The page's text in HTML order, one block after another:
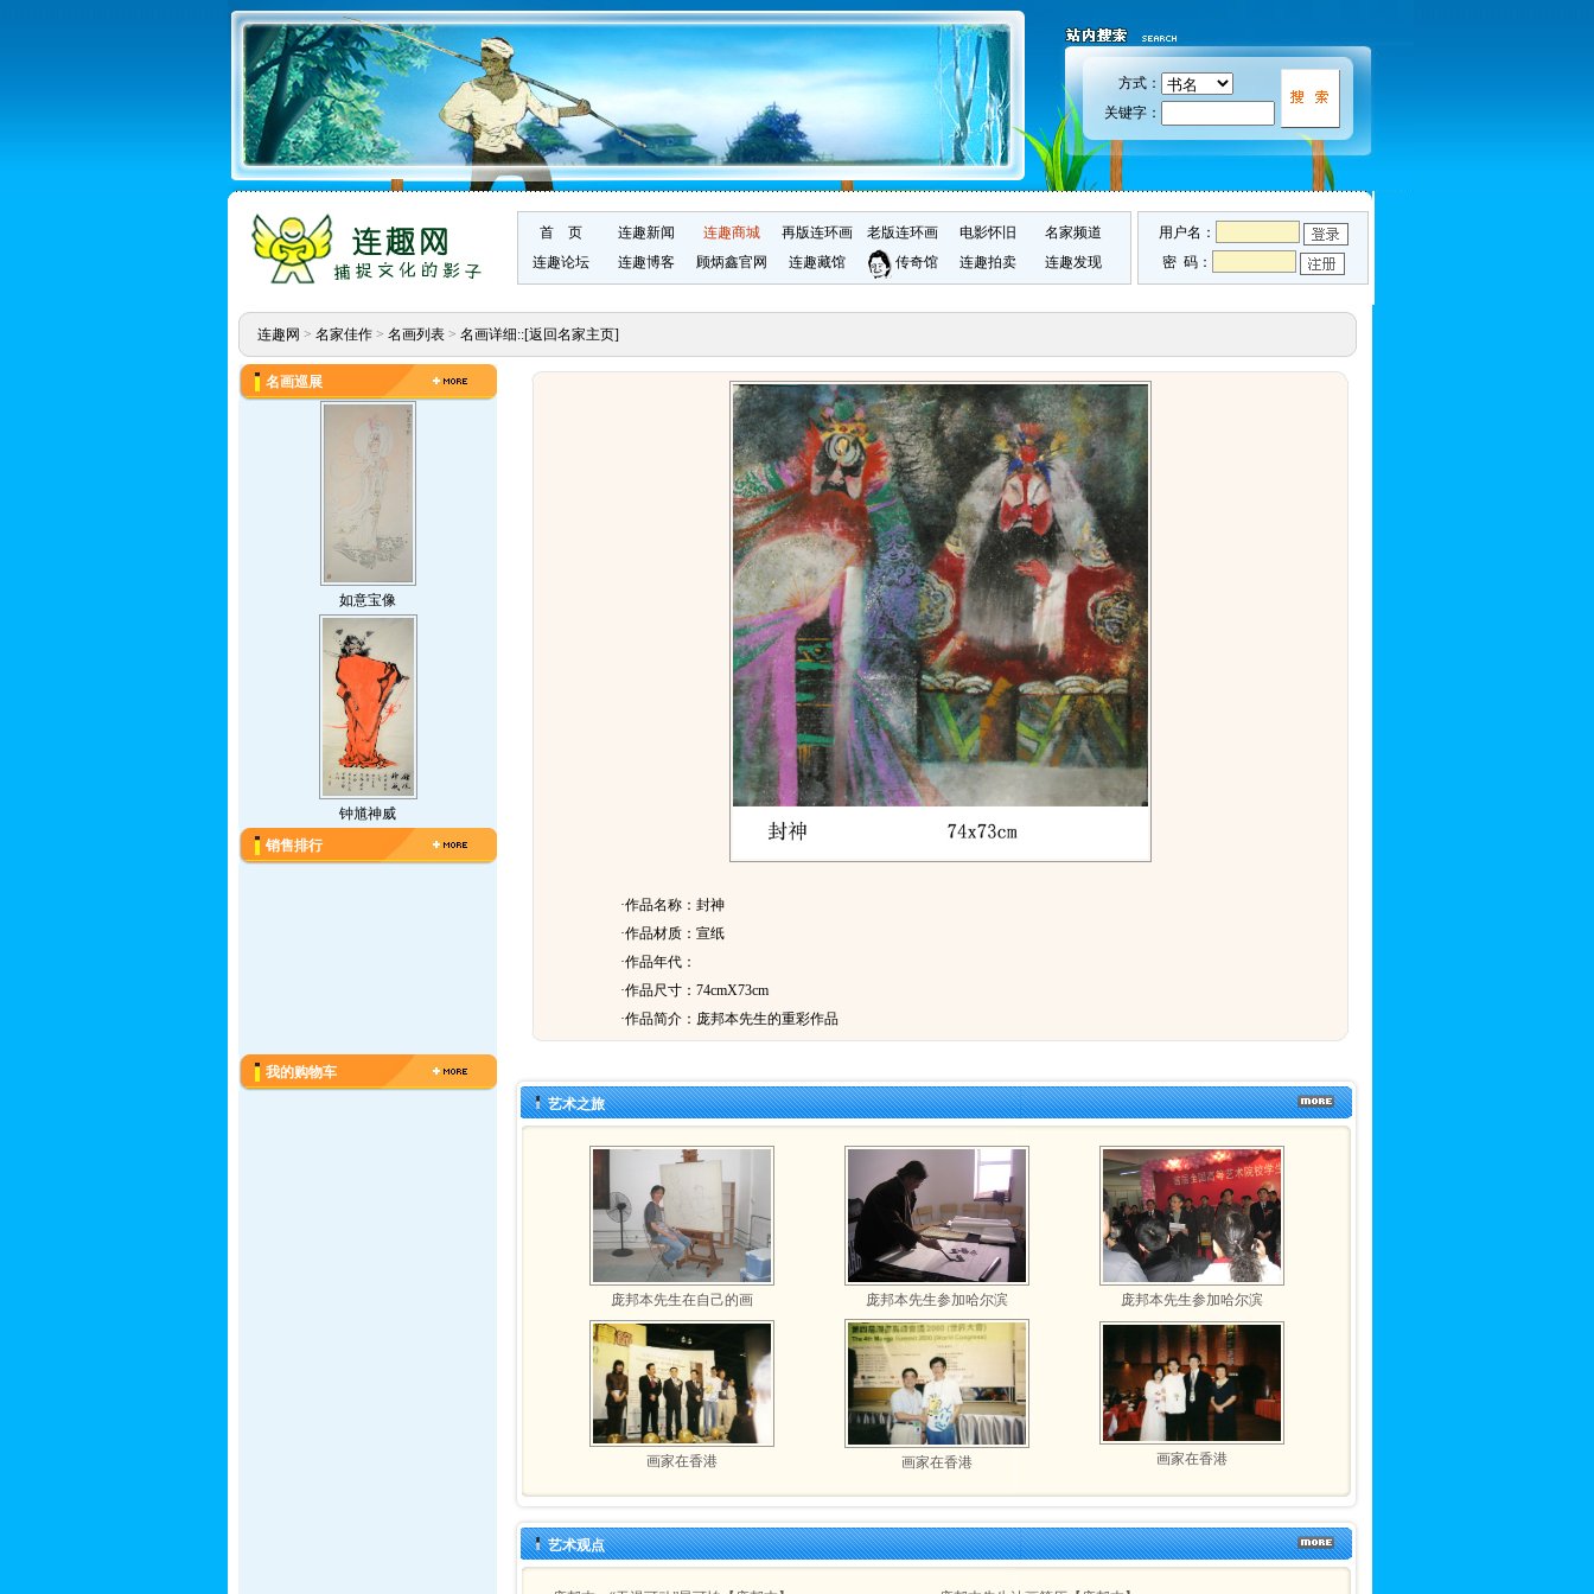
方式：
关键字：
首 页 连趣新闻 连趣商城 再版连环画 老版连环画 电影怀旧
名家频道
连趣论坛
连趣博客 顾炳鑫官网 连趣藏馆 传奇馆 连趣拍卖 连趣发现
用户名：
密 码：
连趣网 > 名家佳作> 名画列表> 名画详细::[返回名家主页]
名画巡展
如意宝像
钟馗神威
销售排行
我的购物车
·作品名称：封神
·作品材质：宣纸
·作品年代：
·作品尺寸：74cmX73cm
·作品简介： 庞邦本先生的重彩作品
艺术之旅
庞邦本先生在自己的画 庞邦本先生参加哈尔滨 庞邦本先生参加哈尔滨
画家在香港 画家在香港 画家在香港
艺术观点